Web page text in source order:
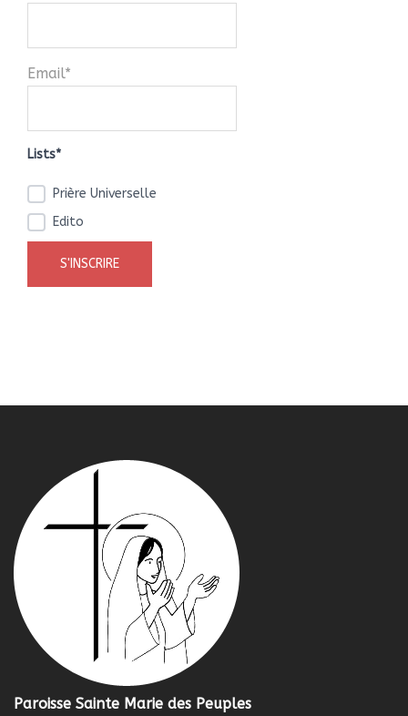
Email*
Lists*
Prière Universelle
Edito
Paroisse Sainte Marie des Peuples